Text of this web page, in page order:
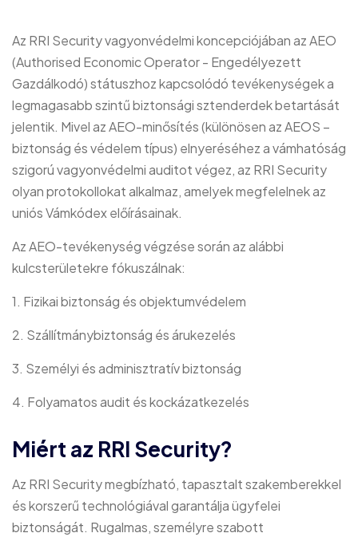
Az RRI Security vagyonvédelmi koncepciójában az AEO
(Authorised Economic Operator - Engedélyezett
Gazdálkodó) státuszhoz kapcsolódó tevékenységek a
legmagasabb szintű biztonsági sztenderdek betartását
jelentik. Mivel az AEO-minősítés (különösen az AEOS –
biztonság és védelem típus) elnyeréséhez a vámhatóság
szigorú vagyonvédelmi auditot végez, az RRI Security
olyan protokollokat alkalmaz, amelyek megfelelnek az
uniós Vámkódex előírásainak.
Az AEO-tevékenység végzése során az alábbi
kulcsterületekre fókuszálnak:
1. Fizikai biztonság és objektumvédelem
2. Szállítmánybiztonság és árukezelés
3. Személyi és adminisztratív biztonság
4. Folyamatos audit és kockázatkezelés
Miért az RRI Security?
Az RRI Security megbízható, tapasztalt szakemberekkel
és korszerű technológiával garantálja ügyfelei
biztonságát. Rugalmas, személyre szabott